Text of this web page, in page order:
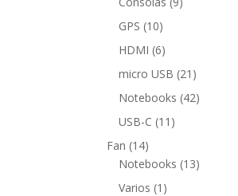
GPS 1010
productos
HDMI 66
productos
micro USB 21 21
productos
Notebooks 4242
USB-C 11 11
Fan 1414
productos
Notebooks 1313
Varios 1 1